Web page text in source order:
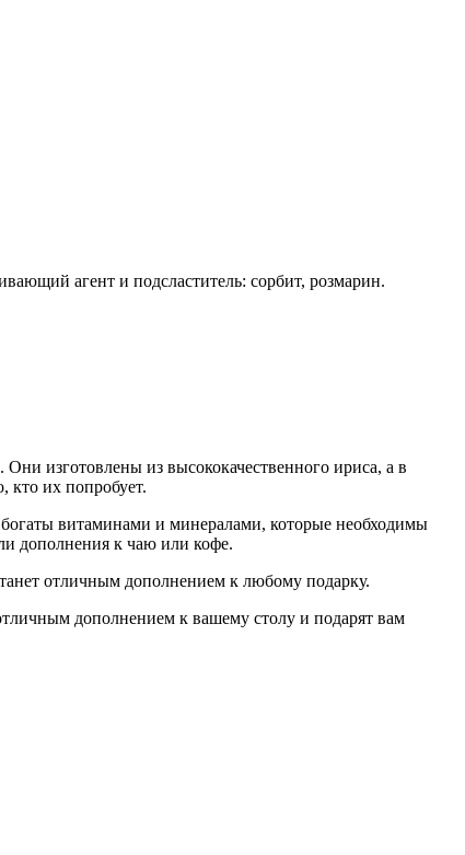
агент и подсластитель: сорбит, розмарин.
изготовлены из высококачественного ириса, а в
кто их попробует.
витаминами и минералами, которые необходимы
дополнения к чаю или кофе.
отличным дополнением к любому подарку.
дополнением к вашему столу и подарят вам